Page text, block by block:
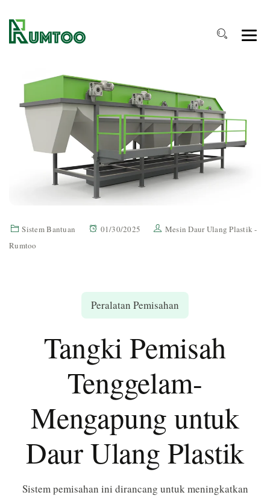
Sistem Bantuan 01/30/2025
Mesin Daur Ulang Plastik -
Rumtoo
Peralatan Pemisahan
Tangki Pemisah
Tenggelam-
Mengapung untuk
Daur Ulang Plastik
Sistem pemisahan ini dirancang untuk meningkatkan